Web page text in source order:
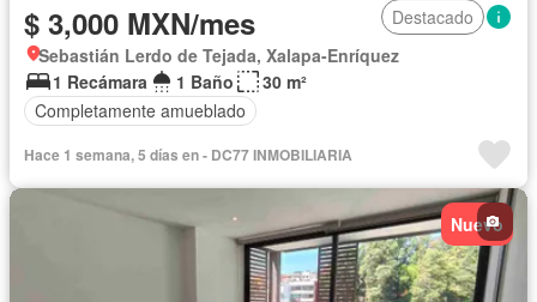
$ 3,000 MXN/mes
Destacado
Sebastián Lerdo de Tejada, Xalapa-Enríquez
1 Recámara
1 Baño
30 m²
Completamente amueblado
Hace 1 semana, 5 días en - DC77 INMOBILIARIA
Nuevo